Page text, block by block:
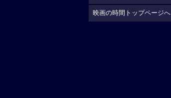
映画の時間トップページへ